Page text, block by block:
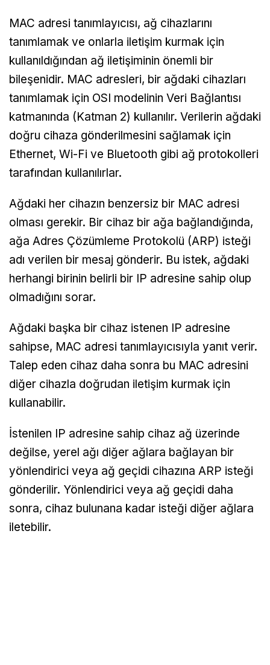
MAC adresi tanımlayıcısı, ağ cihazlarını
tanımlamak ve onlarla iletişim kurmak için
kullanıldığından ağ iletişiminin önemli bir
bileşenidir. MAC adresleri, bir ağdaki cihazları
tanımlamak için OSI modelinin Veri Bağlantısı
katmanında (Katman 2) kullanılır. Verilerin ağdaki
doğru cihaza gönderilmesini sağlamak için
Ethernet, Wi-Fi ve Bluetooth gibi ağ protokolleri
tarafından kullanılırlar.
Ağdaki her cihazın benzersiz bir MAC adresi
olması gerekir. Bir cihaz bir ağa bağlandığında,
ağa Adres Çözümleme Protokolü (ARP) isteği
adı verilen bir mesaj gönderir. Bu istek, ağdaki
herhangi birinin belirli bir IP adresine sahip olup
olmadığını sorar.
Ağdaki başka bir cihaz istenen IP adresine
sahipse, MAC adresi tanımlayıcısıyla yanıt verir.
Talep eden cihaz daha sonra bu MAC adresini
diğer cihazla doğrudan iletişim kurmak için
kullanabilir.
İstenilen IP adresine sahip cihaz ağ üzerinde
değilse, yerel ağı diğer ağlara bağlayan bir
yönlendirici veya ağ geçidi cihazına ARP isteği
gönderilir. Yönlendirici veya ağ geçidi daha
sonra, cihaz bulunana kadar isteği diğer ağlara
iletebilir.